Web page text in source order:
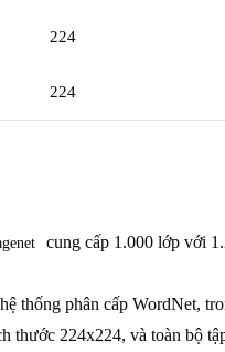
224
224
cung cấp 1.000 lớp với
thống phân cấp WordNet,
thước 224x224, và toàn bộ